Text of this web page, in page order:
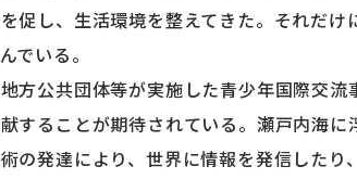
促し、生活環境を整えてきた。それだ
でいる。
方公共団体等が実施した青少年国際交
することが期待されている。瀬戸内海
の発達により、世界に情報を発信した